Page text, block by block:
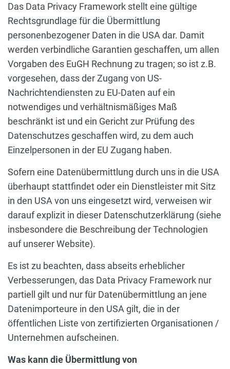
Das Data Privacy Framework stellt eine gültige
Rechtsgrundlage für die Übermittlung
personenbezogener Daten in die USA dar. Damit
werden verbindliche Garantien geschaffen, um allen
Vorgaben des EuGH Rechnung zu tragen; so ist z.B.
vorgesehen, dass der Zugang von US-
Nachrichtendiensten zu EU-Daten auf ein
notwendiges und verhältnismäßiges Maß
beschränkt ist und ein Gericht zur Prüfung des
Datenschutzes geschaffen wird, zu dem auch
Einzelpersonen in der EU Zugang haben.
Sofern eine Datenübermittlung durch uns in die USA
überhaupt stattfindet oder ein Dienstleister mit Sitz
in den USA von uns eingesetzt wird, verweisen wir
darauf explizit in dieser Datenschutzerklärung (siehe
insbesondere die Beschreibung der Technologien
auf unserer Website).
Es ist zu beachten, dass abseits erheblicher
Verbesserungen, das Data Privacy Framework nur
partiell gilt und nur für Datenübermittlung an jene
Datenimporteure in den USA gilt, die in der
öffentlichen Liste von zertifizierten Organisationen /
Unternehmen aufscheinen.
Was kann die Übermittlung von